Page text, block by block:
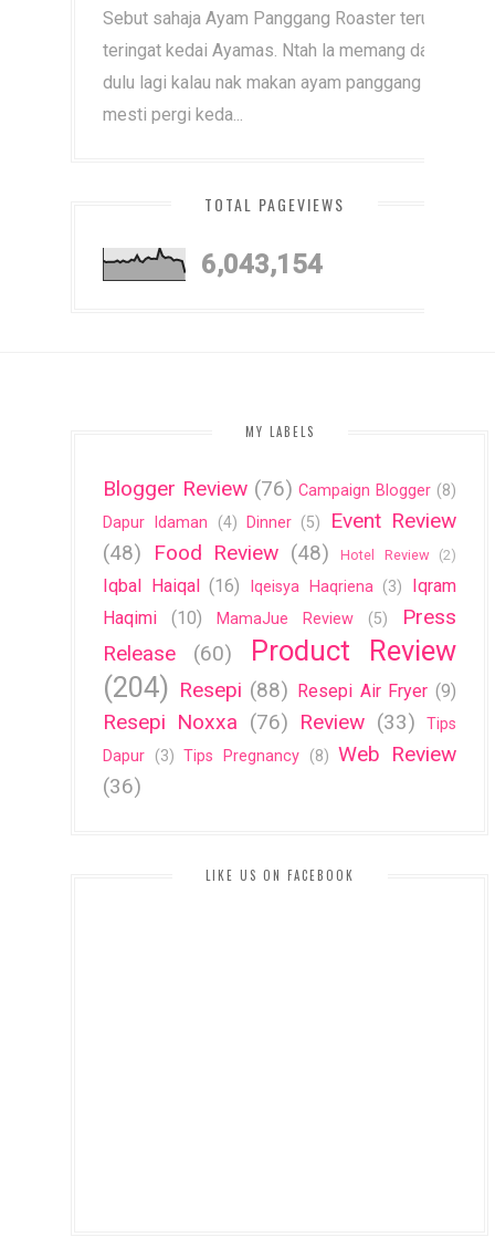
Sebut sahaja Ayam Panggang Roaster terus
teringat kedai Ayamas. Ntah la memang dari
dulu lagi kalau nak makan ayam panggang
mesti pergi keda...
TOTAL PAGEVIEWS
6,043,154
MY LABELS
Blogger Review (76) Campaign Blogger (8)
Dapur Idaman
(4) Dinner (5)
Event Review
(48)
Food Review (48) Hotel Review (2)
Iqbal Haiqal (16) Iqeisya Haqriena (3)
Iqram
Haqimi
(10) MamaJue Review (5)
Press
Release
(60)
Product Review
(204) Resepi (88) Resepi Air Fryer (9)
Resepi Noxxa (76) Review (33)
Tips
Dapur (3) Tips Pregnancy (8) Web Review
(36)
LIKE US ON FACEBOOK